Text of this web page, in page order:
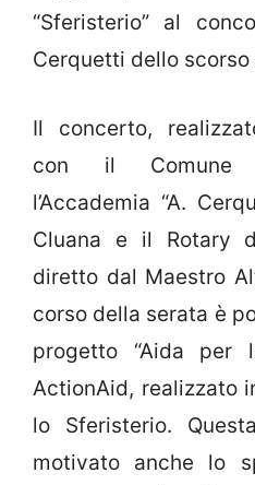
“Sferisterio” al
Cerquetti dello scorso
Il concerto,
con il Comune
l’Accademia “A.
Cluana e il Rotary
diretto dal Maestro
corso della serata è
progetto “Aida per
ActionAid, realizzato
lo Sferisterio.
motivato anche lo